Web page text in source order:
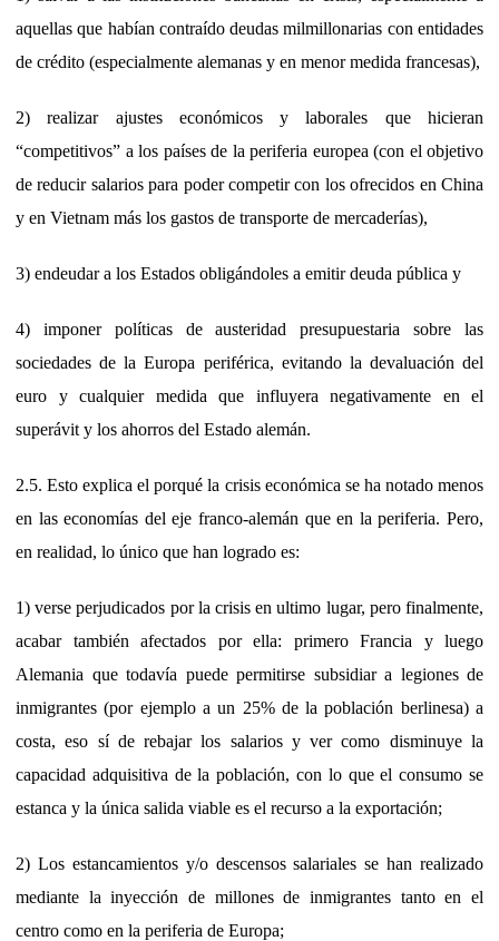
aquellas que habían contraído deudas milmillonarias con entidades
de crédito (especialmente alemanas y en menor medida francesas),
2) realizar ajustes económicos y laborales que hicieran
“competitivos” a los países de la periferia europea (con el objetivo
de reducir salarios para poder competir con los ofrecidos en China
y en Vietnam más los gastos de transporte de mercaderías),
3) endeudar a los Estados obligándoles a emitir deuda pública y
4) imponer políticas de austeridad presupuestaria sobre las
sociedades de la Europa periférica, evitando la devaluación del
euro y cualquier medida que influyera negativamente en el
superávit y los ahorros del Estado alemán.
2.5. Esto explica el porqué la crisis económica se ha notado menos
en las economías del eje franco-alemán que en la periferia. Pero,
en realidad, lo único que han logrado es:
1) verse perjudicados por la crisis en ultimo lugar, pero finalmente,
acabar también afectados por ella: primero Francia y luego
Alemania que todavía puede permitirse subsidiar a legiones de
inmigrantes (por ejemplo a un 25% de la población berlinesa) a
costa, eso sí de rebajar los salarios y ver como disminuye la
capacidad adquisitiva de la población, con lo que el consumo se
estanca y la única salida viable es el recurso a la exportación;
2) Los estancamientos y/o descensos salariales se han realizado
mediante la inyección de millones de inmigrantes tanto en el
centro como en la periferia de Europa;